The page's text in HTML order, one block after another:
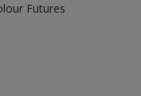
Futures